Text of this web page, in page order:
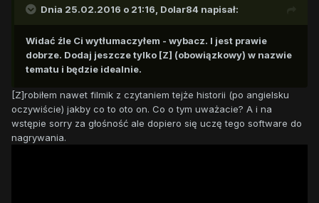
Dnia 25.02.2016 o 21:16, Dolar84 napisał:
Widać źle Ci wytłumaczyłem - wybacz. I jest prawie
dobrze. Dodaj jeszcze tylko [Z] (obowiązkowy) w nazwie
tematu i będzie idealnie.
[Z]robiłem nawet filmik z czytaniem tejże historii (po angielsku
oczywiście) jakby co to oto on. Co o tym uważacie? A i na
wstępie sorry za głośność ale dopiero się uczę tego software do
nagrywania.